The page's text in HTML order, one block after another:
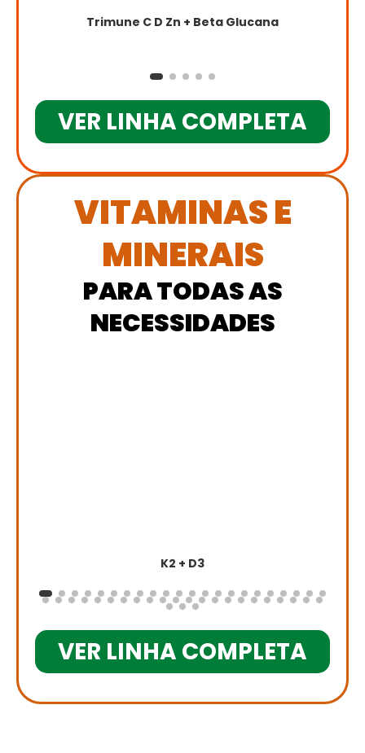
Trimune C D Zn + Beta Glucana
VER LINHA COMPLETA
VITAMINAS E
MINERAIS
PARA TODAS AS
NECESSIDADES
K2 + D3
VER LINHA COMPLETA